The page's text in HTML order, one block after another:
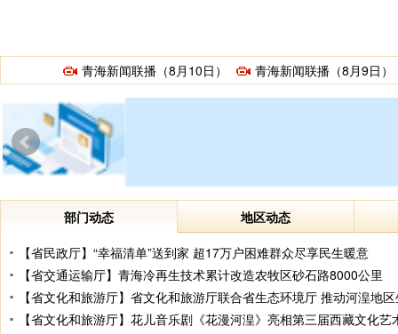
青海新闻联播（8月10日） 青海新闻联播（8月9日）
部门动态
地区动态
【省民政厅】“幸福清单”送到家 超17万户困难群众尽享民生暖意
【省交通运输厅】青海冷再生技术累计改造农牧区砂石路8000公里
【省文化和旅游厅】省文化和旅游厅联合省生态环境厅 推动河湟地
【省文化和旅游厅】花儿音乐剧《花漫河湟》亮相第三届西藏文化艺